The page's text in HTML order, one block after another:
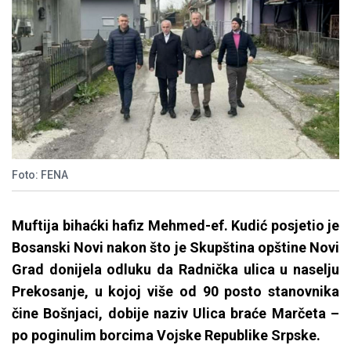
Foto: FENA
Muftija bihaćki hafiz Mehmed-ef. Kudić posjetio je
Bosanski Novi nakon što je Skupština opštine Novi
Grad donijela odluku da Radnička ulica u naselju
Prekosanje, u kojoj više od 90 posto stanovnika
čine Bošnjaci, dobije naziv Ulica braće Marčeta –
po poginulim borcima Vojske Republike Srpske.